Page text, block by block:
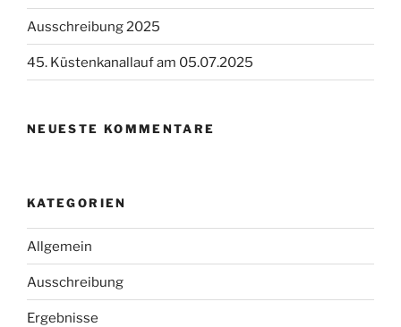
Ausschreibung 2025
45. Küstenkanallauf am 05.07.2025
NEUESTE KOMMENTARE
KATEGORIEN
Allgemein
Ausschreibung
Ergebnisse